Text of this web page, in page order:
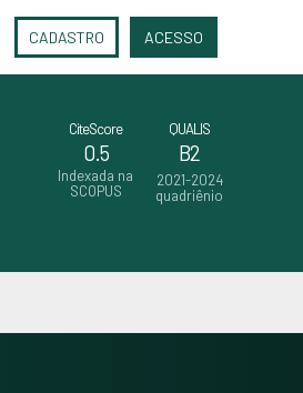
CADASTRO ACESSO
CiteScore
0.5
Indexada na
SCOPUS
QUALIS
B2
2021-2024
quadriênio